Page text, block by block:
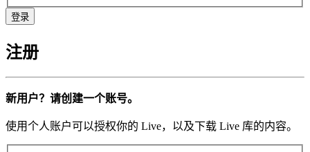
注册
新用户？请创建一个账号。
使用个人账户可以授权你的 Live，以及下载 Live 库的内容。